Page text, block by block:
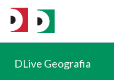
DLive Geografia